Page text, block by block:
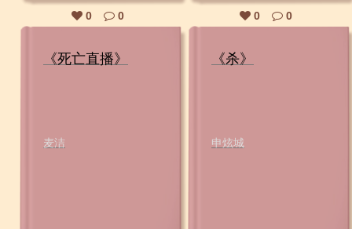
0 0 0 0
《死亡直播》
麦洁
《杀》
申炫城